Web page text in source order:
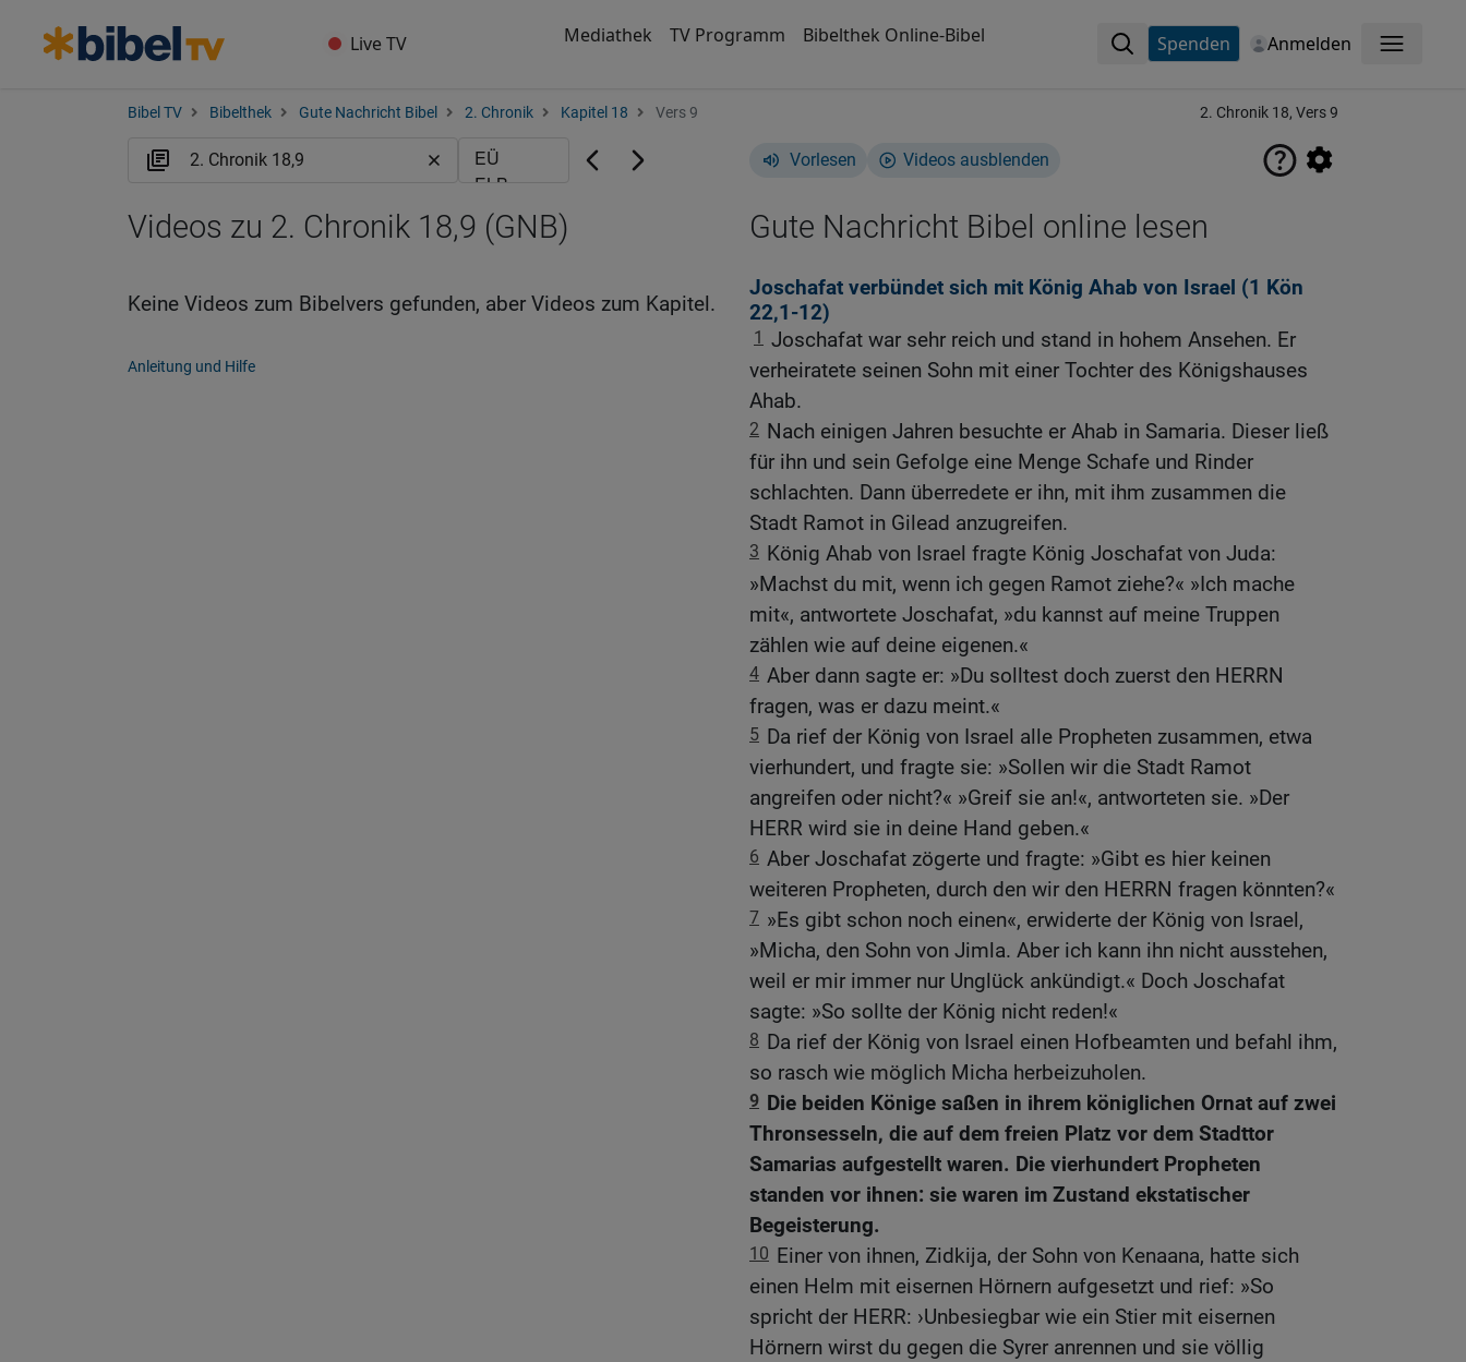
Live TV Mediathek TV Programm Bibelthek Online-Bibel Spenden Anmelden Menü
Bibel TV Bibelthek Gute Nachricht Bibel 2. Chronik Kapitel 18 Vers 9 2. Chronik 18, Vers 9
Vorlesen Videos ausblenden
Gute Nachricht Bibel online lesen
Joschafat verbündet sich mit König Ahab von Israel (1 Kön
22,1-12)
1 Joschafat war sehr reich und stand in hohem Ansehen. Er
verheiratete seinen Sohn mit einer Tochter des Königshauses
Ahab.
2 Nach einigen Jahren besuchte er Ahab in Samaria. Dieser ließ
für ihn und sein Gefolge eine Menge Schafe und Rinder
schlachten. Dann überredete er ihn, mit ihm zusammen die
Stadt Ramot in Gilead anzugreifen.
3 König Ahab von Israel fragte König Joschafat von Juda:
»Machst du mit, wenn ich gegen Ramot ziehe?« »Ich mache
mit«, antwortete Joschafat, »du kannst auf meine Truppen
zählen wie auf deine eigenen.«
4 Aber dann sagte er: »Du solltest doch zuerst den HERRN
fragen, was er dazu meint.«
5 Da rief der König von Israel alle Propheten zusammen, etwa
vierhundert, und fragte sie: »Sollen wir die Stadt Ramot
angreifen oder nicht?« »Greif sie an!«, antworteten sie. »Der
HERR wird sie in deine Hand geben.«
6 Aber Joschafat zögerte und fragte: »Gibt es hier keinen
weiteren Propheten, durch den wir den HERRN fragen könnten?«
7 »Es gibt schon noch einen«, erwiderte der König von Israel,
»Micha, den Sohn von Jimla. Aber ich kann ihn nicht ausstehen,
weil er mir immer nur Unglück ankündigt.« Doch Joschafat
sagte: »So sollte der König nicht reden!«
8 Da rief der König von Israel einen Hofbeamten und befahl ihm,
so rasch wie möglich Micha herbeizuholen.
9 Die beiden Könige saßen in ihrem königlichen Ornat auf zwei
Thronsesseln, die auf dem freien Platz vor dem Stadttor
Samarias aufgestellt waren. Die vierhundert Propheten
standen vor ihnen: sie waren im Zustand ekstatischer
Begeisterung.
10 Einer von ihnen, Zidkija, der Sohn von Kenaana, hatte sich
einen Helm mit eisernen Hörnern aufgesetzt und rief: »So
spricht der HERR: ›Unbesiegbar wie ein Stier mit eisernen
Hörnern wirst du gegen die Syrer anrennen und sie völlig
Videos zu 2. Chronik 18,9 (GNB)
Keine Videos zum Bibelvers gefunden, aber Videos zum Kapitel.
Anleitung und Hilfe